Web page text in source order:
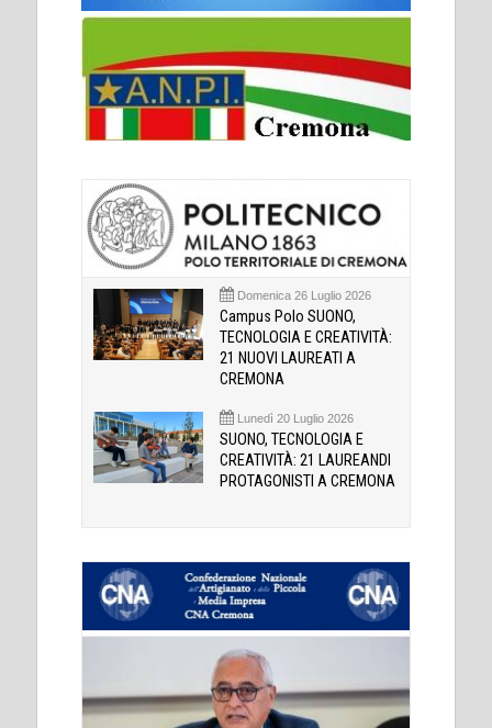
Domenica 26 Luglio 2026
Campus Polo SUONO,
TECNOLOGIA E CREATIVITÀ:
21 NUOVI LAUREATI A
CREMONA
Lunedì 20 Luglio 2026
SUONO, TECNOLOGIA E
CREATIVITÀ: 21 LAUREANDI
PROTAGONISTI A CREMONA